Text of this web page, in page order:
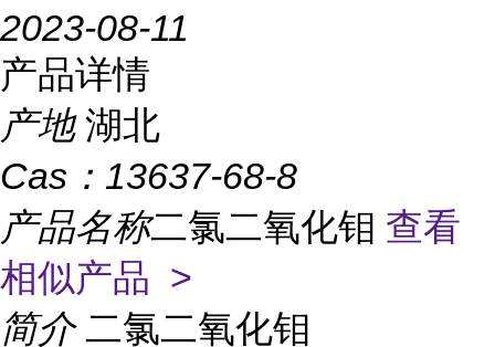
2023-08-11
产品详情
产地 湖北
Cas： 13637-68-8
产品名称二氯二氧化钼 查看
相似产品 >
简介 二氯二氧化钼